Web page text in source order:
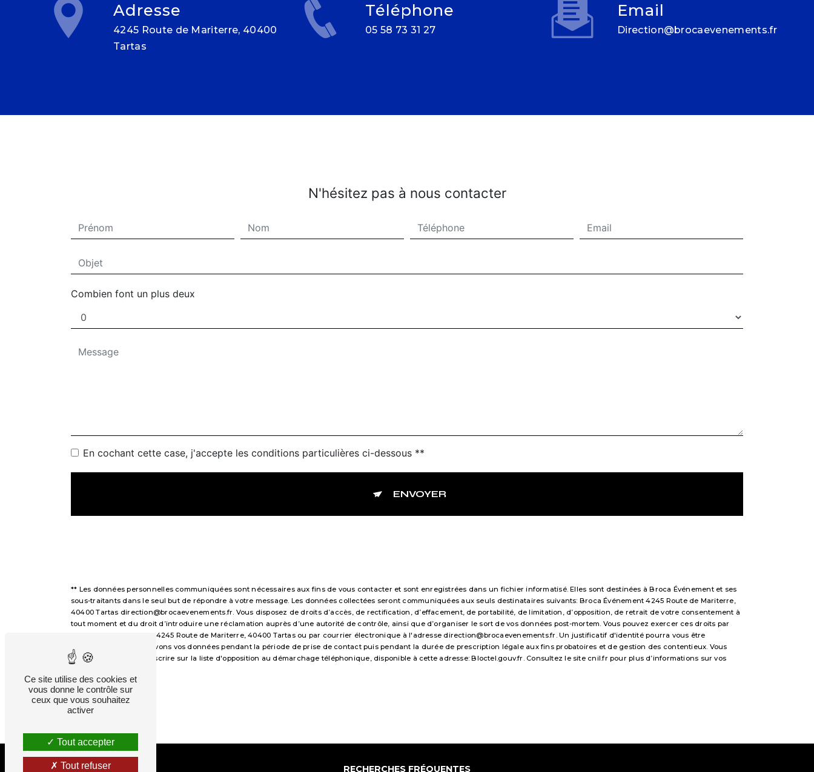
Adresse
4245 Route de Mariterre, 40400
Tartas
Téléphone
05 58 73 31 27
Email
direction@brocaevenements.fr
N'hésitez pas à nous contacter
Combien font un plus deux
En cochant cette case, j'accepte les conditions particulières ci-dessous **
ENVOYER
** Les données personnelles communiquées sont nécessaires aux fins de vous contacter et sont enregistrées dans un fichier informatisé. Elles sont destinées à Broca Événement et ses
sous-traitants dans le seul but de répondre à votre message. Les données collectées seront communiquées aux seuls destinataires suivants: Broca Événement 4245 Route de Mariterre,
40400 Tartas direction@brocaevenements.fr. Vous disposez de droits d’accès, de rectification, d’effacement, de portabilité, de limitation, d’opposition, de retrait de votre consentement à
tout moment et du droit d’introduire une réclamation auprès d’une autorité de contrôle, ainsi que d’organiser le sort de vos données post-mortem. Vous pouvez exercer ces droits par
voie postale à l'adresse 4245 Route de Mariterre, 40400 Tartas ou par courrier électronique à l'adresse direction@brocaevenements.fr. Un justificatif d'identité pourra vous être
demandé. Nous conservons vos données pendant la période de prise de contact puis pendant la durée de prescription légale aux fins probatoires et de gestion des contentieux. Vous
avez le droit de vous inscrire sur la liste d'opposition au démarchage téléphonique, disponible à cette adresse:
Bloctel.gouv.fr. Consultez le site cnil.fr pour plus d’informations sur vos
RECHERCHES FRÉQUENTES
Ce site utilise des cookies et
vous donne le contrôle sur
ceux que vous souhaitez
activer
Tout accepter
Tout refuser